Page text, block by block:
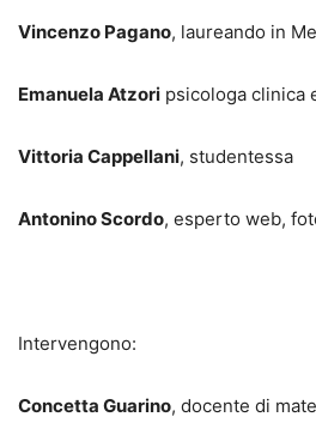
Vincenzo Pagano, laureando in
Emanuela Atzori psicologa clinica
Vittoria Cappellani, studentessa
Antonino Scordo, esperto web,
Intervengono:
Concetta Guarino, docente di